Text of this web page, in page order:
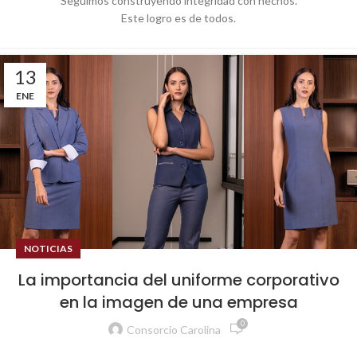
Este logro es de todos.
13
ENE
NOTICIAS
La importancia del uniforme corporativo
en la imagen de una empresa
Consorcio Carolina 0